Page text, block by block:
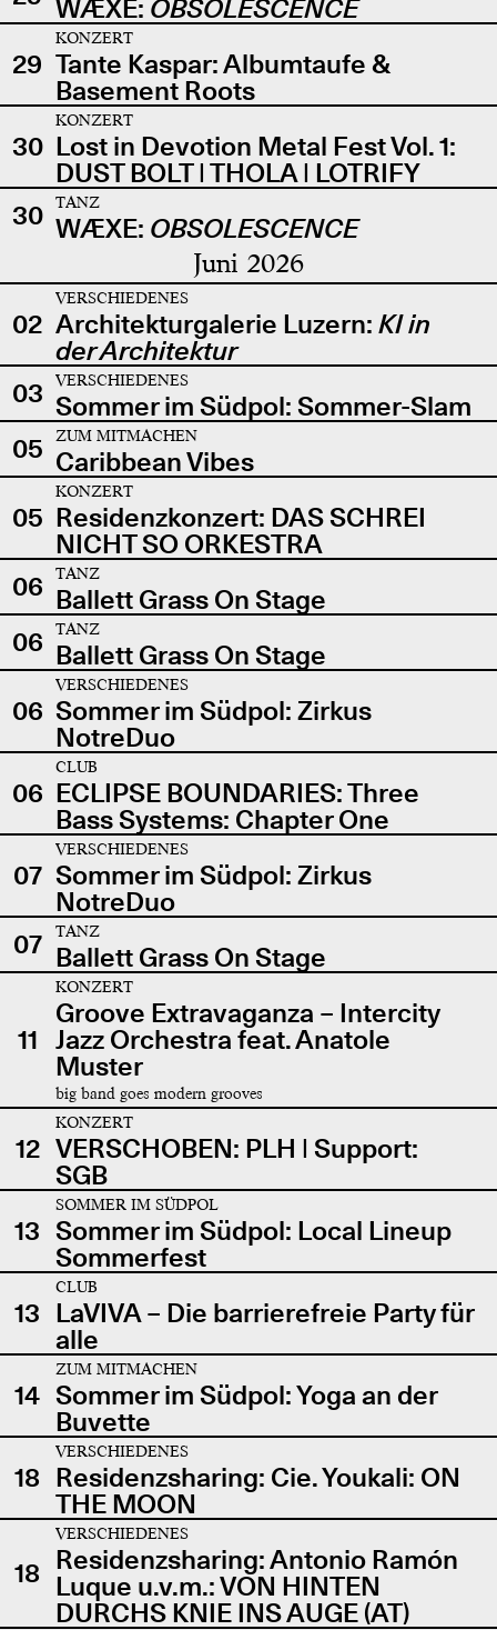
WÆXE: OBSOLESCENCE
29
KONZERT
Tante Kaspar: Albumtaufe &
Basement Roots
30
KONZERT
Lost in Devotion Metal Fest Vol. 1:
DUST BOLT | THOLA | LOTRIFY
30
TANZ
WÆXE: OBSOLESCENCE
Juni 2026
02
VERSCHIEDENES
Architekturgalerie Luzern: KI in
der Architektur
03
VERSCHIEDENES
Sommer im Südpol: Sommer-Slam
05
ZUM MITMACHEN
Caribbean Vibes
05
KONZERT
Residenzkonzert: DAS SCHREI
NICHT SO ORKESTRA
06
TANZ
Ballett Grass On Stage
06
TANZ
Ballett Grass On Stage
06
VERSCHIEDENES
Sommer im Südpol: Zirkus
NotreDuo
06
CLUB
ECLIPSE BOUNDARIES: Three
Bass Systems: Chapter One
07
VERSCHIEDENES
Sommer im Südpol: Zirkus
NotreDuo
07
TANZ
Ballett Grass On Stage
11
KONZERT
Groove Extravaganza – Intercity
Jazz Orchestra feat. Anatole
Muster
big band goes modern grooves
12
KONZERT
VERSCHOBEN: PLH | Support:
SGB
13
SOMMER IM SÜDPOL
Sommer im Südpol: Local Lineup
Sommerfest
13
CLUB
LaVIVA – Die barrierefreie Party für
alle
14
ZUM MITMACHEN
Sommer im Südpol: Yoga an der
Buvette
18
VERSCHIEDENES
Residenzsharing: Cie. Youkali: ON
THE MOON
18
VERSCHIEDENES
Residenzsharing: Antonio Ramón
Luque u.v.m.: VON HINTEN
DURCHS KNIE INS AUGE (AT)